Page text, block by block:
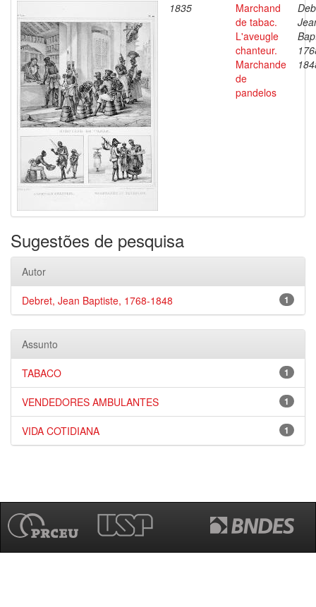
1835
Marchand
de tabac.
L'aveugle
chanteur.
Marchande
de
pandelos
Sugestões de pesquisa
Autor
1
Debret, Jean Baptiste, 1768-1848
Assunto
1
TABACO
1
VENDEDORES AMBULANTES
1
VIDA COTIDIANA